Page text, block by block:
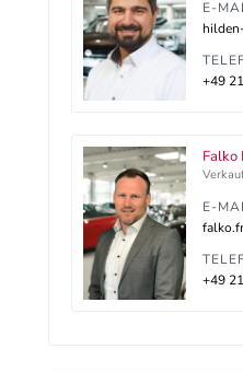
E-
+49
Falko
E-
+49